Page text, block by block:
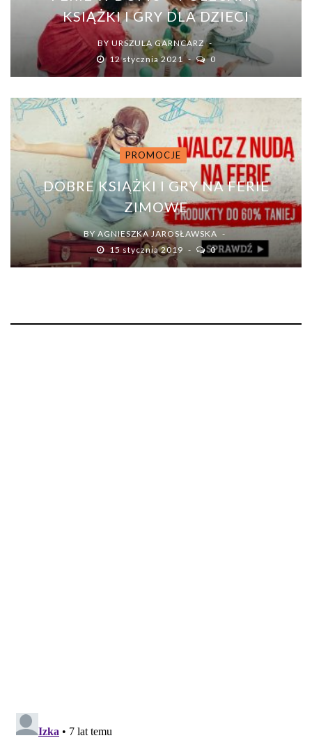
KSIĄŻKI I GRY DLA DZIECI
BYURSZULA GARNCARZ
12 stycznia 2021
0
PROMOCJE
DOBRE KSIĄŻKI I GRY NA FERIE
ZIMOWE
BYAGNIESZKA JAROSŁAWSKA
15 stycznia 2019
0